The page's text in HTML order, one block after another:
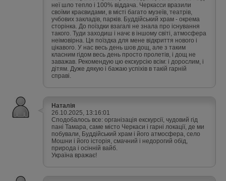
неї шло тепло і 100% віддача. Черкасси вразили
своїми краєвидами, в місті багато музеїв, театрів,
учбових закладів, парків. Буддійський храм - окрема
сторінка. До поїздки взагалі не знала про існування
такого. Туди заходиш і начє в іншому світі, атмосфера
неімовірна. Ця поїздка для мене відкриття нового і
цікавого. У нас весь день шов дощ, але з таким
класним гідом весь день просто пролетів, і дощ не
заважав. Рекомендую цю екскурсію всім: і дорослим, і
дітям. Дуже дякую і бажаю успіхів в такій гарній
справі.
Наталія
26.10.2025, 13:16:01
Сподобалось все: організація екскурсії, чудовий гід
пані Тамара, саме місто Черкаси і гарні локації, де ми
побували, Буддійський храм і його атмосфера, село
Мошни і його історія, смачний і недорогий обід,
природа і осінній вайб.
Україна вражає!